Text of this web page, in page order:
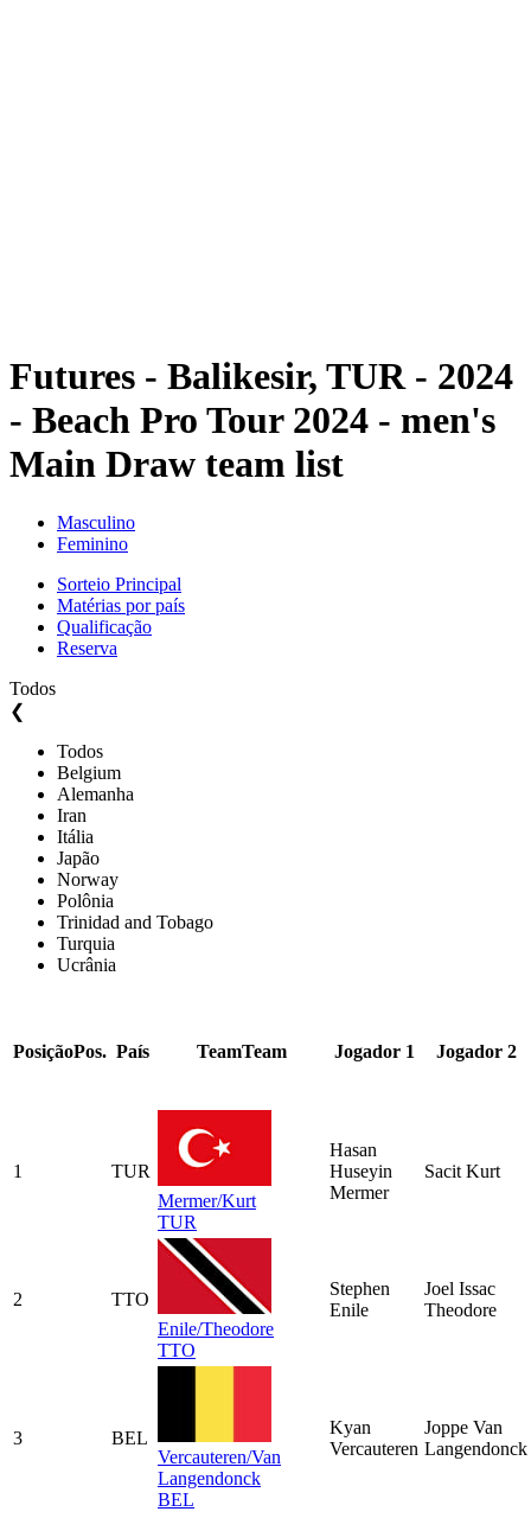
Futures - Balikesir, TUR - 2024
- Beach Pro Tour 2024 - men's
Main Draw team list
Masculino
Feminino
Sorteio Principal
Matérias por país
Qualificação
Reserva
Todos
❮
Todos
Belgium
Alemanha
Iran
Itália
Japão
Norway
Polônia
Trinidad and Tobago
Turquia
Ucrânia
PosiçãoPos. País TeamTeam Jogador 1 Jogador 2
1
TUR
Mermer/Kurt
TUR
Hasan
Huseyin
Mermer
Sacit Kurt
2
TTO
Enile/Theodore
TTO
Stephen
Enile
Joel Issac
Theodore
3
BEL
Vercauteren/Van
Langendonck
BEL
Kyan
Vercauteren
Joppe Van
Langendonck